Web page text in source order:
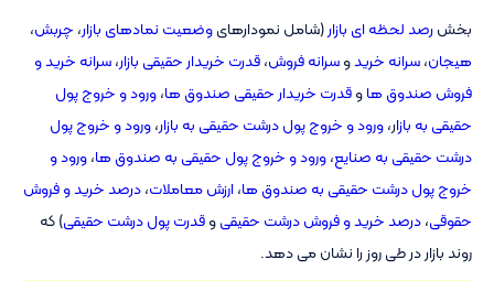
بخشرصد لحظه ای بازار(شامل نمودارهایوضعیت نمادهای بازار، چربش،
هیجان،سرانه خریدوسرانه فروش،قدرت خریدار حقیقی بازار،سرانه خرید و
فروش صندوق هاوقدرت خریدار حقیقی صندوق ها،ورود و خروج پول
حقیقی به بازار،ورود و خروج پول درشت حقیقی به بازار،ورود و خروج پول
درشت حقیقی به صنایع،ورود و خروج پول حقیقی به صندوق ها،ورود و
خروج پول درشت حقیقی به صندوق ها،ارزش معاملات،درصد خرید و فروش
حقوقی،درصد خرید و فروش درشت حقیقیوقدرت پول درشت حقیقی) که
روند بازار در طی روز را نشان می دهد.